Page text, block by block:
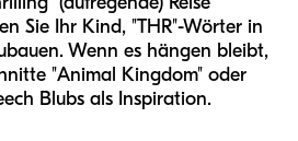
Sie Ihr Kind, "THR"-Wörter in
Wenn es hängen bleibt,
"Animal Kingdom" oder
Blubs als Inspiration.